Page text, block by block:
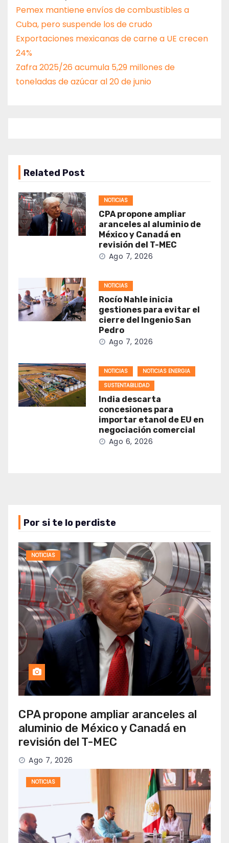
Pemex mantiene envíos de combustibles a
Cuba, pero suspende los de crudo
Exportaciones mexicanas de carne a UE crecen
24%
Zafra 2025/26 acumula 5,29 millones de
toneladas de azúcar al 20 de junio
Related Post
NOTICIAS
CPA propone ampliar
aranceles al aluminio de
México y Canadá en
revisión del T-MEC
Ago 7, 2026
NOTICIAS
Rocío Nahle inicia
gestiones para evitar el
cierre del Ingenio San
Pedro
Ago 7, 2026
NOTICIAS
NOTICIAS ENERGIA
SUSTENTABILIDAD
India descarta
concesiones para
importar etanol de EU en
negociación comercial
Ago 6, 2026
Por si te lo perdiste
NOTICIAS
CPA propone ampliar aranceles al
aluminio de México y Canadá en
revisión del T-MEC
Ago 7, 2026
NOTICIAS